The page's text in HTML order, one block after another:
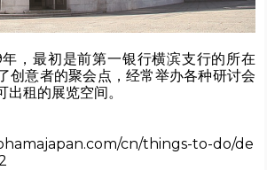
，最初是前第一银行横滨支行的所在
创意者的聚会点，经常举办各种研讨会
租的展览空间。
cn/things-to-do/de